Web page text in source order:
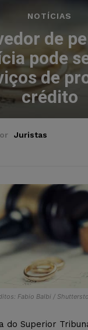
NOTÍCIAS
de
pode
de
crédito
Juristas
Fabio Balbi /
do Superior